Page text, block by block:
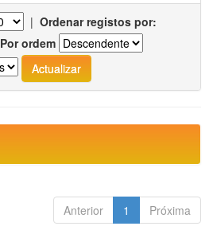
| Ordenar registos por:
Por ordem
Anterior 1 Próxima